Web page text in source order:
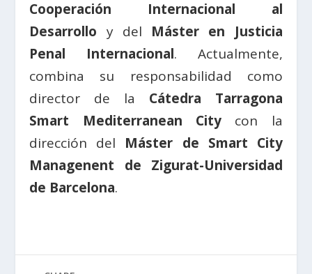
Cooperación Internacional al
Desarrollo y del Máster en Justicia
Penal Internacional. Actualmente,
combina su responsabilidad como
director de la Cátedra Tarragona
Smart Mediterranean City con la
dirección del Máster de Smart City
Managenent de Zigurat-Universidad
de Barcelona.